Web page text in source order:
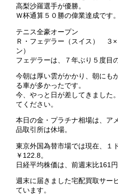
高梨沙羅選手が優勝。
Ｗ杯通算５０勝の偉業達成です。
テニス全豪オープン
Ｒ・フェデラー（スイス） ３
ン）
フェデラーは、７年ぶり５度目
今朝は厚い雲がかかり、朝にも
る車が多かったです。
今、やっと日が差してきました
てください。
本日の金・プラチナ相場は、ア
品取引所は休場。
東京外国為替市場では現在、１
￥122.8。
日経平均株価は、前週末比161
週末に届きました宅配買取サー
ています。